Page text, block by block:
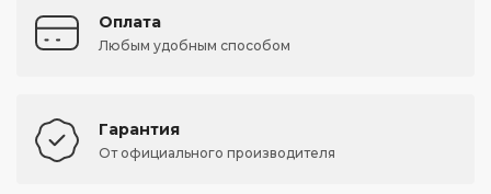
Оплата
Любым удобным способом
Гарантия
От официального производителя